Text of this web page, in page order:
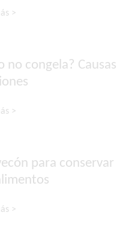
>
no congela? Causas
>
para conservar
>